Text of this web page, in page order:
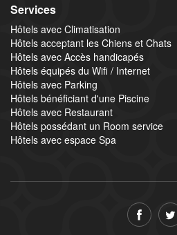
Services
Hôtels avec Climatisation
Hôtels acceptant les Chiens et Chats
Hôtels avec Accès handicapés
Hôtels équipés du Wifi / Internet
Hôtels avec Parking
Hôtels bénéficiant d'une Piscine
Hôtels avec Restaurant
Hôtels possédant un Room service
Hôtels avec espace Spa